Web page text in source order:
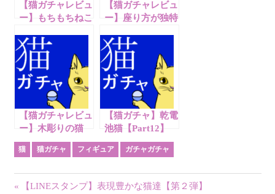
【猫ガチャレビュ
ー】もちもちねこ
【猫ガチャレビュ
ー】座り方が独特
【猫ガチャレビュ
ー】木彫りの猫
【Part7】
【猫ガチャ】乾電
池猫【Part12】
猫 猫ガチャ フィギュア ガチャガチャ
投
前
【LINEスタンプ】表現豊かな猫達【第２弾】